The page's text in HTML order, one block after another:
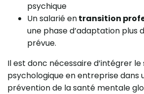
psychique
Un salarié entransition
une phase d’adaptation plus
prévue.
Il est donc nécessaire d’intégrer le
psychologique en entreprise dans
prévention de la santé mentale